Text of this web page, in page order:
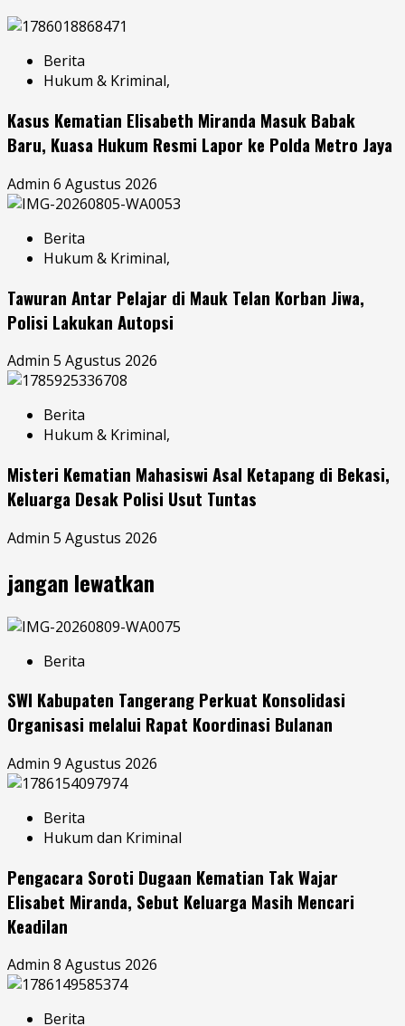
Berita
Hukum & Kriminal,
Kasus Kematian Elisabeth Miranda Masuk Babak
Baru, Kuasa Hukum Resmi Lapor ke Polda Metro Jaya
Admin 6 Agustus 2026
Berita
Hukum & Kriminal,
Tawuran Antar Pelajar di Mauk Telan Korban Jiwa,
Polisi Lakukan Autopsi
Admin 5 Agustus 2026
Berita
Hukum & Kriminal,
Misteri Kematian Mahasiswi Asal Ketapang di Bekasi,
Keluarga Desak Polisi Usut Tuntas
Admin 5 Agustus 2026
jangan lewatkan
Berita
SWI Kabupaten Tangerang Perkuat Konsolidasi
Organisasi melalui Rapat Koordinasi Bulanan
Admin 9 Agustus 2026
Berita
Hukum dan Kriminal
Pengacara Soroti Dugaan Kematian Tak Wajar
Elisabet Miranda, Sebut Keluarga Masih Mencari
Keadilan
Admin 8 Agustus 2026
Berita